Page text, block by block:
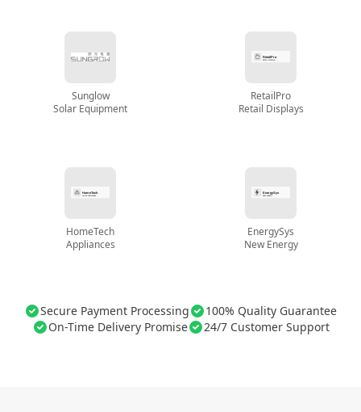
Sunglow
Solar Equipment
RetailPro
Retail Displays
HomeTech
Appliances
EnergySys
New Energy
Secure Payment Processing
100% Quality Guarantee
On-Time Delivery Promise
24/7 Customer Support